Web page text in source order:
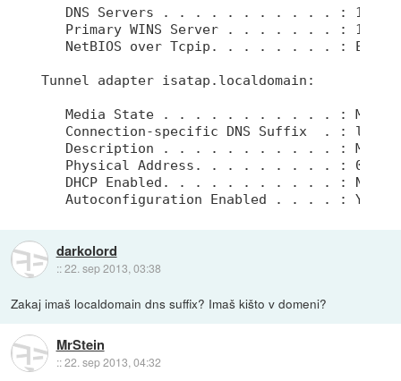
DNS Servers . . . . . . . . . . . :
Primary WINS Server . . . . . . . :
NetBIOS over Tcpip. . . . . . . . :
Tunnel adapter isatap.localdomain:
Media State . . . . . . . . . . . : Media
Connection-specific DNS Suffix  . :
Description . . . . . . . . . . . :
Physical Address. . . . . . . . . : 00-
   DHCP Enabled. . . . . . . . . . . : No
   Autoconfiguration Enabled . . . . : Yes
darkolord
::22. sep 2013, 03:38
Zakaj imaš localdomain dns suffix? Imaš kišto v domeni?
MrStein
::22. sep 2013, 04:32